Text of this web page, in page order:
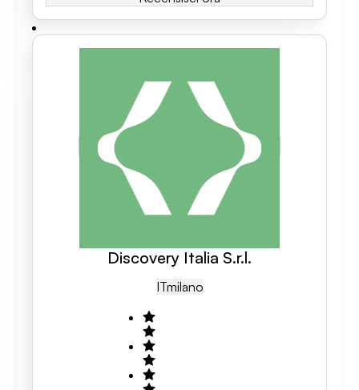
Discovery Italia S.r.l.
ITMilano